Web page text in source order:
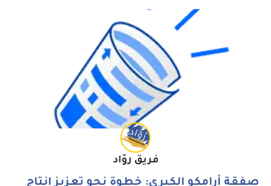
فريق روّاد
صفقة أرامكو الكبرى: خطوة نحو تعزيز إنتاج